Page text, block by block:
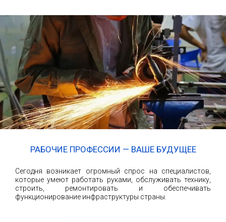
РАБОЧИЕ ПРОФЕССИИ — ВАШЕ БУДУЩЕЕ
Сегодня возникает огромный спрос на специалистов,
которые умеют работать руками, обслуживать технику,
строить, ремонтировать и обеспечивать
функционирование инфраструктуры страны.